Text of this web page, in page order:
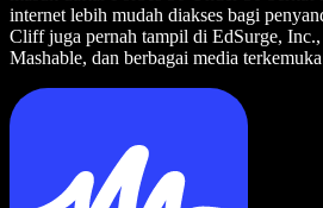
internet lebih mudah diakses bagi
Cliff juga pernah tampil di EdSurge,
Mashable, dan berbagai media